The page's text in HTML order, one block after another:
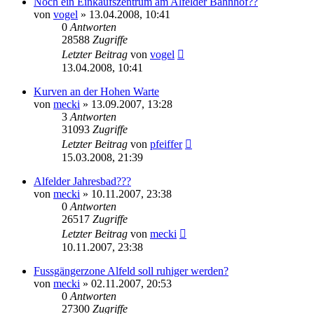
von vogel » 13.04.2008, 10:41
0 Antworten
28588 Zugriffe
Letzter Beitrag von vogel
13.04.2008, 10:41
Kurven an der Hohen Warte
von mecki » 13.09.2007, 13:28
3 Antworten
31093 Zugriffe
Letzter Beitrag von pfeiffer
15.03.2008, 21:39
Alfelder Jahresbad???
von mecki » 10.11.2007, 23:38
0 Antworten
26517 Zugriffe
Letzter Beitrag von mecki
10.11.2007, 23:38
Fussgängerzone Alfeld soll ruhiger werden?
von mecki » 02.11.2007, 20:53
0 Antworten
27300 Zugriffe